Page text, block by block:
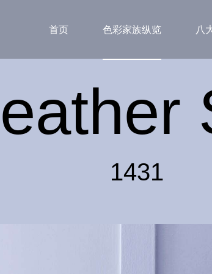
首页 色彩家族纵览 八
1431